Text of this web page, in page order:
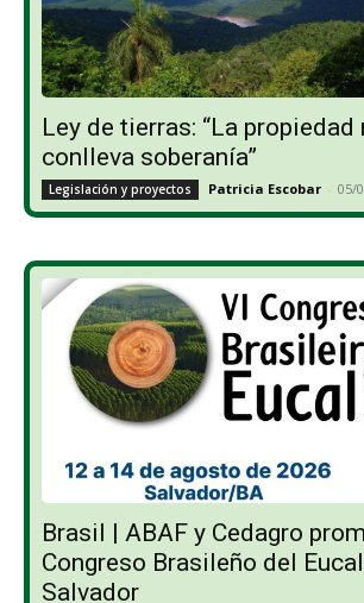
Ley de tierras: “La propiedad
conlleva soberanía”
Legislación y proyectos Patricia Escobar - 05/
Brasil | ABAF y Cedagro
Congreso Brasileño del
Salvador